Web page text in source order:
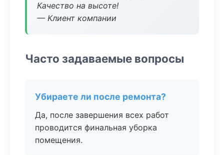
Качество на высоте!
— Клиент компании
Часто задаваемые вопросы
Убираете ли после ремонта?
Да, после завершения всех работ
проводится финальная уборка
помещения.